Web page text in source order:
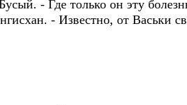
- Где только он эту
- Известно, от Васьки